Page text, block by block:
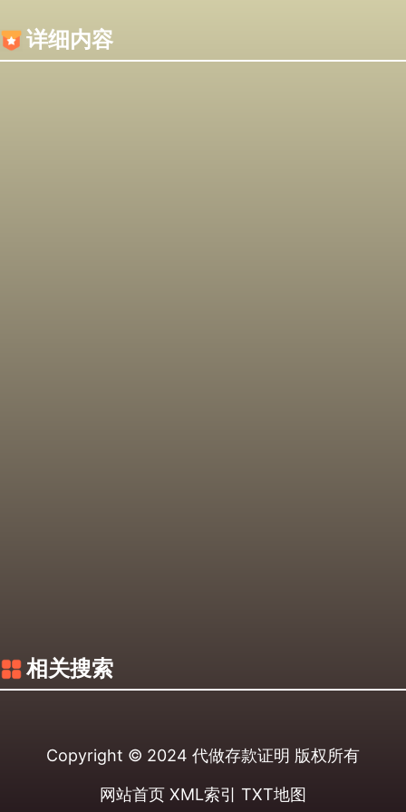
详细内容
相关搜索
Copyright © 2024 代做存款证明 版权所有
网站首页 XML索引 TXT地图